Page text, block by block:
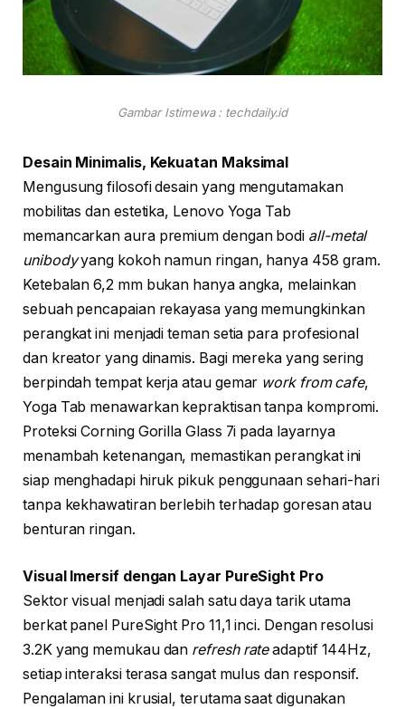
Gambar Istimewa : techdaily.id
Desain Minimalis, Kekuatan Maksimal
Mengusung filosofi desain yang mengutamakan
mobilitas dan estetika, Lenovo Yoga Tab
memancarkan aura premium dengan bodi all-metal
unibodyyang kokoh namun ringan, hanya 458 gram.
Ketebalan 6,2 mm bukan hanya angka, melainkan
sebuah pencapaian rekayasa yang memungkinkan
perangkat ini menjadi teman setia para profesional
dan kreator yang dinamis. Bagi mereka yang sering
berpindah tempat kerja atau gemar work from cafe,
Yoga Tab menawarkan kepraktisan tanpa kompromi.
Proteksi Corning Gorilla Glass 7i pada layarnya
menambah ketenangan, memastikan perangkat ini
siap menghadapi hiruk pikuk penggunaan sehari-hari
tanpa kekhawatiran berlebih terhadap goresan atau
benturan ringan.
Visual Imersif dengan Layar PureSight Pro
Sektor visual menjadi salah satu daya tarik utama
berkat panel PureSight Pro 11,1 inci. Dengan resolusi
3.2K yang memukau dan refresh rateadaptif 144Hz,
setiap interaksi terasa sangat mulus dan responsif.
Pengalaman ini krusial, terutama saat digunakan